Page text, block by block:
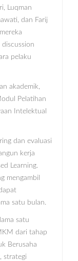
Luqman
dan Farij
pelaku
akademik,
Pelatihan
Intelektual
dan evaluasi
kerja
Learning.
mengambil
satu bulan.
satu
dari tahap
Berusaha
strategi